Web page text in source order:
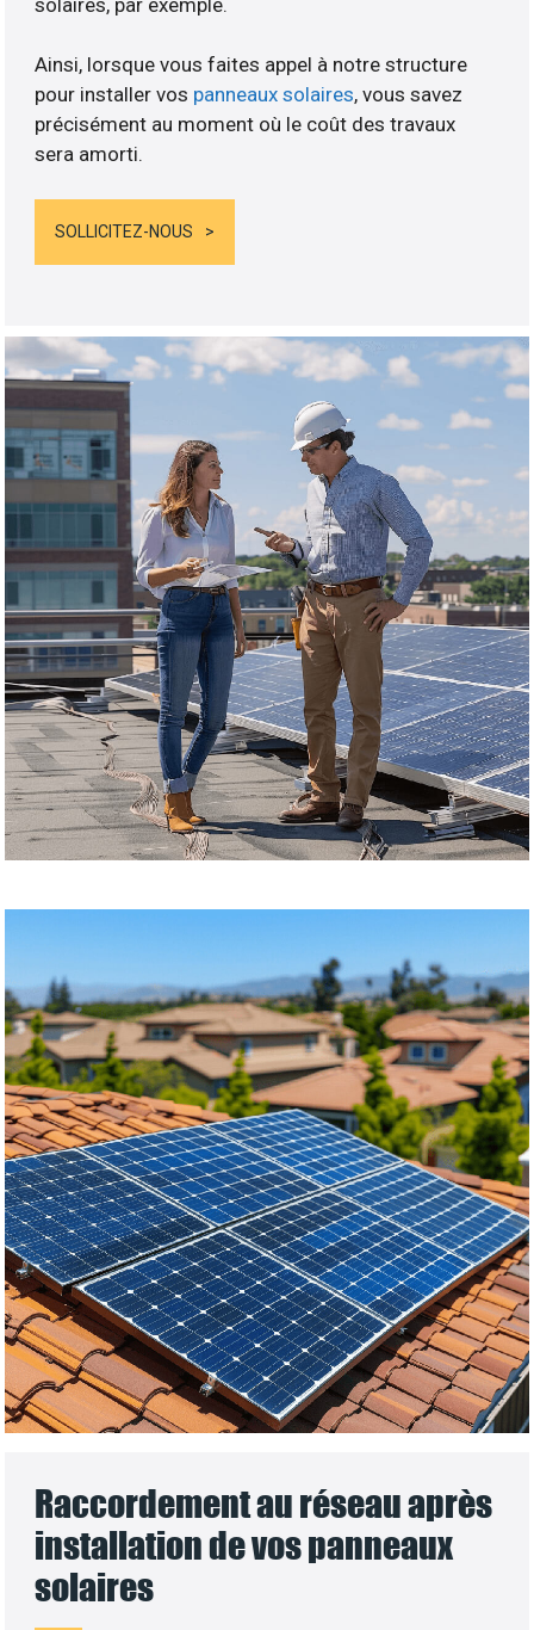
Ainsi, lorsque vous faites appel à notre structure
pour installer vos panneaux solaires, vous savez
précisément au moment où le coût des travaux
sera amorti.
SOLLICITEZ-NOUS
Raccordement au réseau après
installation de vos panneaux
solaires